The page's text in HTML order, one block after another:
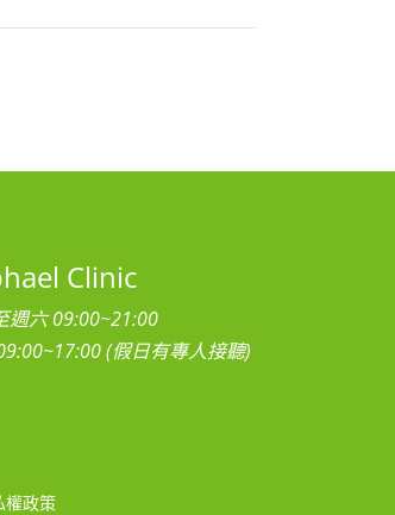
Clinic
週六 09:00~21:00
(假日有專人接聽)
權政策